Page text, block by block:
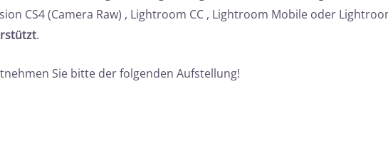
CS4 (Camera Raw) , Lightroom CC , Lightroom Mobile oder
.
Sie bitte der folgenden Aufstellung!